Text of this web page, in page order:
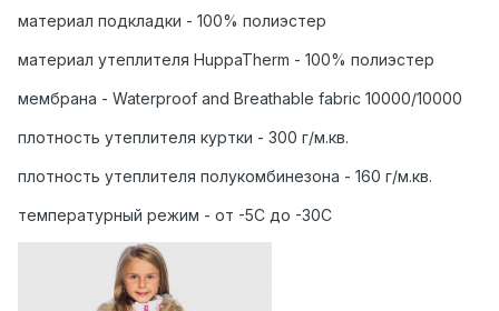
материал подкладки - 100% полиэстер
материал утеплителя HuppaTherm - 100% полиэстер
мембрана - Waterproof and Breathable fabric 10000/10000
плотность утеплителя куртки - 300 г/м.кв.
плотность утеплителя полукомбинезона - 160 г/м.кв.
температурный режим - от -5С до -30С